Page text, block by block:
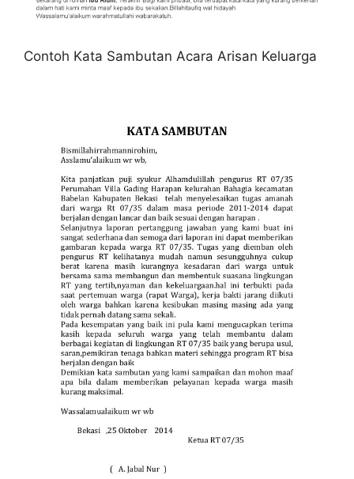
Contoh Kata Sambutan Acara Arisan Keluarga